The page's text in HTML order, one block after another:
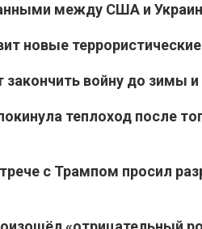
между США и
новые
закончить войну до зимы
теплоход после
с Трампом просил